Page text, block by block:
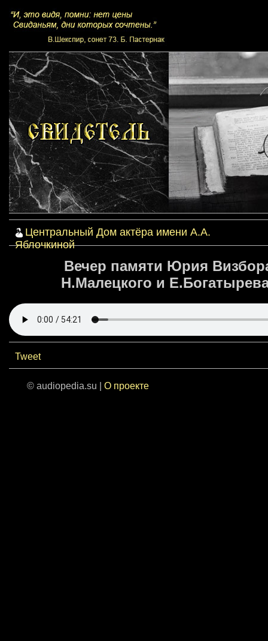
Центральный Дом актёра имени А.А.
Яблочкиной
Вечер памяти Юрия
Н.Малецкого и
Tweet
© audiopedia.su | О проекте